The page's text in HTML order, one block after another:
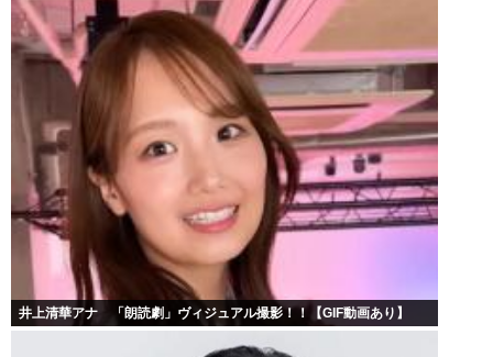
井上清華アナ 「朗読劇」ヴィジュアル撮影！！【GIF動画あり】